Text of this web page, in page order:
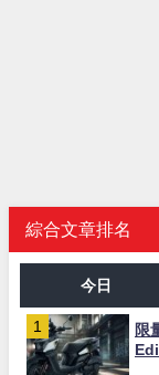
綜合文章排名
今日
限